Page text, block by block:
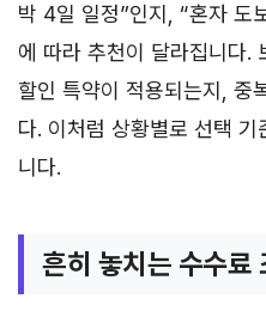
박 4일 일정”인지, “혼자 도
에 따라 추천이 달라집니다.
할인 특약이 적용되는지, 중
다. 이처럼 상황별로 선택
니다.
흔히 놓치는 수수료